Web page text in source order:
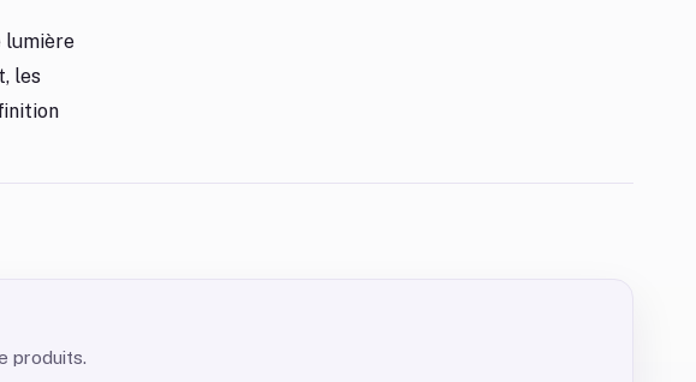
lumière
les
produits.